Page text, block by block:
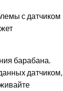
с датчиком
барабана.
датчиком,